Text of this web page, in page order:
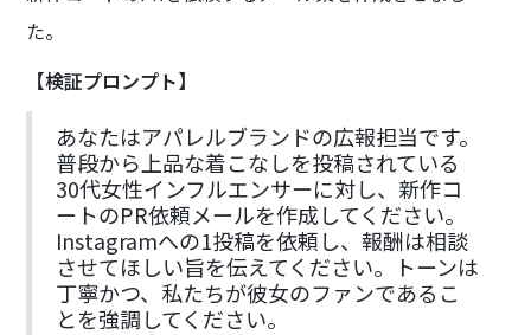
た。
【検証プロンプト】
あなたはアパレルブランドの広報担当です。
普段から上品な着こなしを投稿されている
30代女性インフルエンサーに対し、新作コ
ートのPR依頼メールを作成してください。
Instagramへの1投稿を依頼し、報酬は相談
させてほしい旨を伝えてください。トーンは
丁寧かつ、私たちが彼女のファンであるこ
とを強調してください。